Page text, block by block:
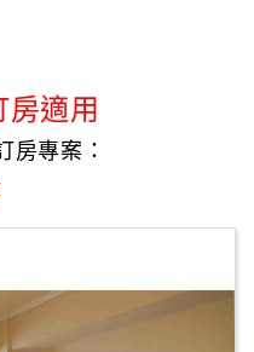
鐘
鐘
分鐘
3~5分鐘
程約10~15分鐘
程約15~20分鐘
"小齒輪，調高至
房適用
房專案：